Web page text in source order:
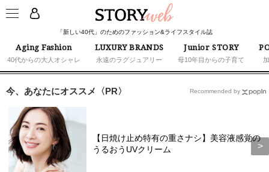
「新しい40代」のためのファッション&ライフスタイル誌
Aging Fashion
40代からの大人オシャレ
LUXURY BRANDS
永遠のラグジュアリー
Junior STORY
母10年目からの子育て
今、あなたにオススメ〈PR〉
【日焼け止め特有の重さナシ】美容液感覚の
うるおうUVクリーム
Recommended by